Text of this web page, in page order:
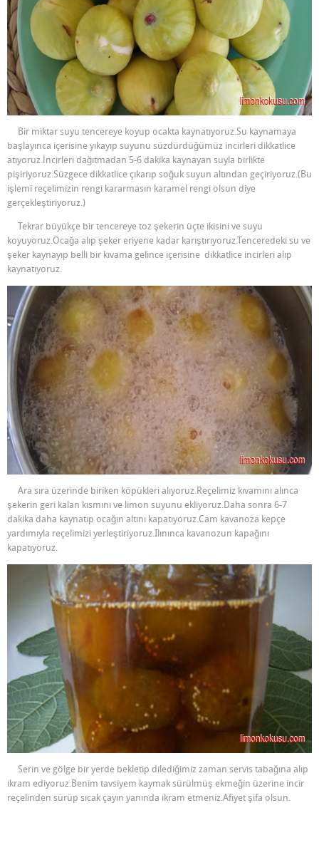
Bir miktar suyu tencereye koyup ocakta kaynatıyoruz.Su kaynamaya
başlayınca içerisine yıkayıp suyunu süzdürdüğümüz incirleri dikkatlice
atıyoruz.İncirleri dağıtmadan 5-6 dakika kaynayan suyla birlikte
pişiriyoruz.Süzgece dikkatlice çıkarıp soğuk suyun altından geçiriyoruz.(Bu
işlemi reçelimizin rengi kararmasın karamel rengi olsun diye
gerçekleştiriyoruz.)
Tekrar büyükçe bir tencereye toz şekerin üçte ikisini ve suyu
koyuyoruz.Ocağa alıp şeker eriyene kadar karıştırıyoruz.Tenceredeki su ve
şeker kaynayıp belli bir kıvama gelince içerisine dikkatlice incirleri alıp
kaynatıyoruz.
Ara sıra üzerinde biriken köpükleri alıyoruz.Reçelimiz kıvamını alınca
şekerin geri kalan kısmını ve limon suyunu ekliyoruz.Daha sonra 6-7
dakika daha kaynatıp ocağın altını kapatıyoruz.Cam kavanoza kepçe
yardımıyla reçelimizi yerleştiriyoruz.Ilınınca kavanozun kapağını
kapatıyoruz.
Serin ve gölge bir yerde bekletip dilediğimiz zaman servis tabağına alıp
ikram ediyoruz.Benim tavsiyem kaymak sürülmüş ekmeğin üzerine incir
reçelinden sürüp sıcak çayın yanında ikram etmeniz.Afiyet şifa olsun.